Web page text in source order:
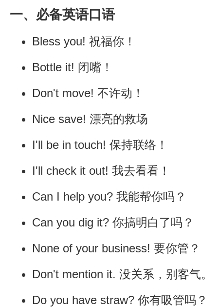
一、必备英语口语
Bless you! 祝福你！
Bottle it! 闭嘴！
Don't move! 不许动！
Nice save! 漂亮的救场
I'll be in touch! 保持联络！
I'll check it out! 我去看看！
Can I help you? 我能帮你吗？
Can you dig it? 你搞明白了吗？
None of your business! 要你管？
Don't mention it. 没关系，别客气。
Do you have straw? 你有吸管吗？